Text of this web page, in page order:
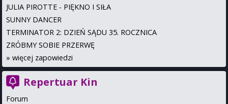
JULIA PIROTTE - PIĘKNO I SIŁA
SUNNY DANCER
TERMINATOR 2: DZIEŃ SĄDU 35. ROCZNICA
ZRÓBMY SOBIE PRZERWĘ
» więcej zapowiedzi
Repertuar Kin
Forum